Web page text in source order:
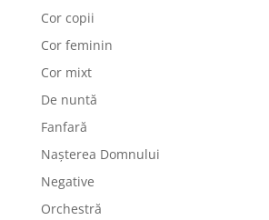
Cor copii
Cor feminin
Cor mixt
De nuntă
Fanfară
Nașterea Domnului
Negative
Orchestră